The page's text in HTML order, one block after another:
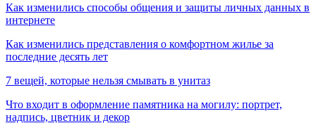
Как изменились способы общения и защиты личных данных в
интернете
Как изменились представления о комфортном жилье за
последние десять лет
7 вещей, которые нельзя смывать в унитаз
Что входит в оформление памятника на могилу: портрет,
надпись, цветник и декор